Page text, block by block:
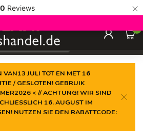
Reviews ×
prijs
0
VAN13 JULI TOT EN MET 16
/ GESLOTEN! GEBRUIK
< // ACHTUNG! WIR SIND
16. AUGUST IM
NUTZEN SIE DEN RABATTCODE: